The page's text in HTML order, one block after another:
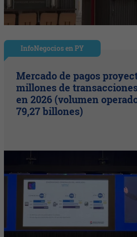
InfoNegocios en PY
Mercado de pagos
millones de
en 2026 (volumen
79,27 billones)